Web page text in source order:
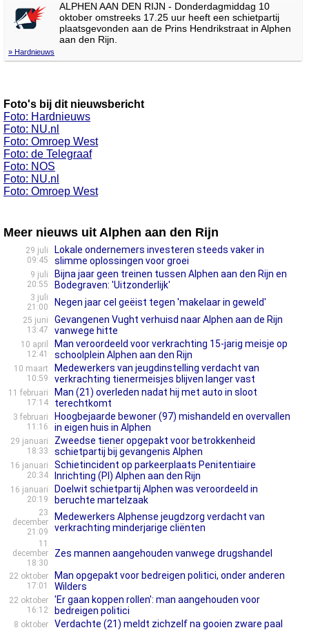
ALPHEN AAN DEN RIJN - Donderdagmiddag 10
oktober omstreeks 17.25 uur heeft een schietpartij
plaatsgevonden aan de Prins Hendrikstraat in Alphen
aan den Rijn.
» Hardnieuws
Foto's bij dit nieuwsbericht
Foto: Hardnieuws
Foto: NU.nl
Foto: Omroep West
Foto: de Telegraaf
Foto: NOS
Foto: NU.nl
Foto: Omroep West
Meer nieuws uit Alphen aan den Rijn
29 juli
09:45
Lokale ondernemers investeren steeds vaker in
slimme oplossingen voor groei
9 juli
20:55
Bijna jaar geen treinen tussen Alphen aan den Rijn en
Bodegraven: 'Uitzonderlijk'
3 juli
21:00
Negen jaar cel geëist tegen 'makelaar in geweld'
25 juni
13:47
Gevangenen Vught verhuisd naar Alphen aan de Rijn
vanwege hitte
10 april
12:41
Man veroordeeld voor verkrachting 15-jarig meisje op
schoolplein Alphen aan den Rijn
10 maart
10:59
Medewerkers van jeugdinstelling verdacht van
verkrachting tienermeisjes blijven langer vast
11 februari
17:14
Man (21) overleden nadat hij met auto in sloot
terechtkomt
3 februari
11:16
Hoogbejaarde bewoner (97) mishandeld en overvallen
in eigen huis in Alphen
29 januari
18:33
Zweedse tiener opgepakt voor betrokkenheid
schietpartij bij gevangenis Alphen
16 januari
20:34
Schietincident op parkeerplaats Penitentiaire
Inrichting (PI) Alphen aan den Rijn
16 januari
20:19
Doelwit schietpartij Alphen was veroordeeld in
beruchte martelzaak
23
december
21:09
Medewerkers Alphense jeugdzorg verdacht van
verkrachting minderjarige cliënten
11
december
18:30
Zes mannen aangehouden vanwege drugshandel
22 oktober
17:01
Man opgepakt voor bedreigen politici, onder anderen
Wilders
22 oktober
16:12
'Er gaan koppen rollen': man aangehouden voor
bedreigen politici
8 oktober
Verdachte (21) meldt zichzelf na gooien zware paal